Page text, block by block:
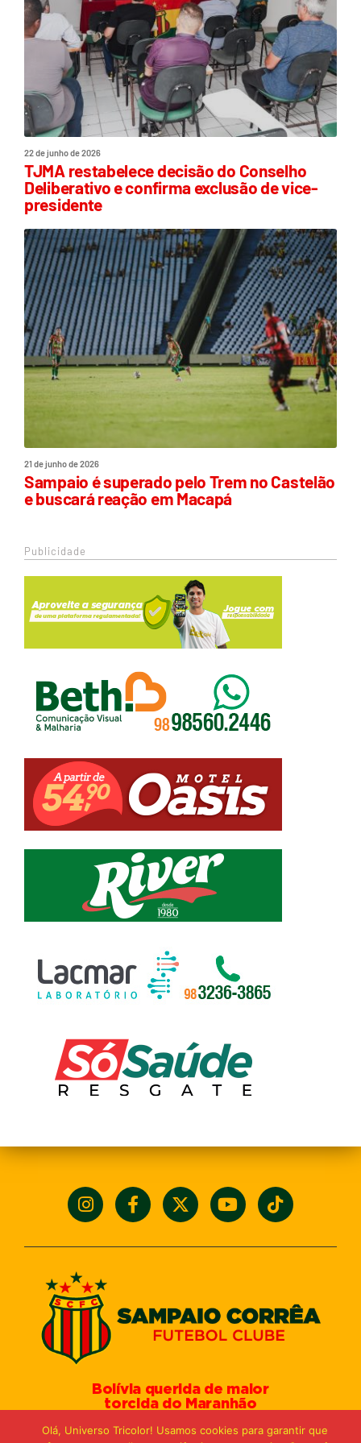
22 de junho de 2026
TJMA restabelece decisão do Conselho
Deliberativo e confirma exclusão de vice-
presidente
21 de junho de 2026
Sampaio é superado pelo Trem no Castelão
e buscará reação em Macapá
Publicidade
Bolívia querida de maior
torcida do Maranhão
Turu Velho – São Luís-MA – CEP: 65066-320
Olá, Universo Tricolor! Usamos cookies para garantir que